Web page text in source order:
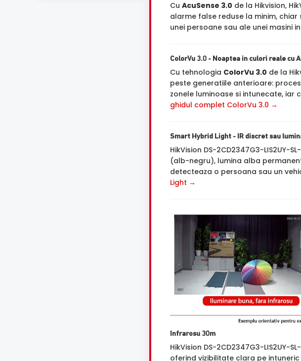
Cu AcuSense 3.0 de la Hikvision,
alarme false reduse la minim,
unei persoane sau ale unei masini
ColorVu 3.0 - Noaptea in culori reale cu
Cu tehnologia ColorVu 3.0 de la
peste generatiile anterioare:
zonele luminoase si intunecate, iar
ghidul complet ColorVu 3.0 →
Smart Hybrid Light - IR discret sau
HikVision DS-2CD2347G3-LIS2UY-
(alb-negru), lumina alba
detecteaza o persoana sau un
Light →
Infrarosu 30m
HikVision DS-2CD2347G3-LIS2UY-
oferind vizibilitate clara pe intuneric